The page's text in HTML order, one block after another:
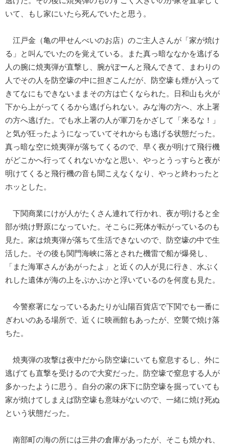
いて、もし家にいたら死んでいたと思う。
江戸金（亀の甲せんべいのお店）のご主人さんが「家が焼け
る」と叫んでいたのを覚えている。また真っ暗ななかを逃げる
人の腕に焼夷弾が直撃し、腕がぽーんと飛んできて、まわりの
人でその人を防空壕の中に担ぎこんだが、防空壕も煙が入って
きてなにもできないままその方は亡くなられた。日和山も火が
下から上がってくるから逃げられない。みな海の方へ、水上署
の方へ逃げた。でも水上署の人が軍刀をかざして「来るな！」
と気が狂ったようになっていてそれからも逃げる状態だった。
真っ暗な空に焼夷弾が落ちてくるので、早く夜が明けて飛行機
がどこかへ行ってくれないかなと思い、やっとうっすらと夜が
明けてくると飛行機の音も聞こえなくなり、やっと終わったと
ホッとした。
下関商業にけが人がたくさん連れて行かれ、夜が明けると全
部が焼け野原になっていた。そこらに死体が転がっているのも
見た。家は焼夷弾が落ちて生活できないので、防空壕の中で生
活した。その後も関門海峡に落とされた機雷で船が爆発し、
「また海軍さんがあがったよ」と近くの人が見に行き、水ぶく
れした遺体が海の上をぷかぷかと浮いているのを何度も見た。
今警察署になっているあたりが山陽百貨店で下関でも一番に
ぎわいのある場所で、近くに映画館もあったが、空襲で焼け落
ちた。
焼夷弾の攻撃は夜中だから防空壕にいても窒息するし、外に
逃げても直撃を受けるので大変だった。防空壕で窒息する人が
多かったように思う。自分の家の床下に防空壕を掘っていても
家が焼けてしまえば防空壕も意味がないので、一緒に焼け死ぬ
という状態だった。
南部町の海の所には三井の倉庫があったが、そこも焼かれ、